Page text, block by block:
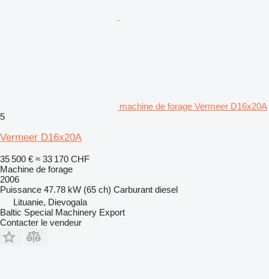
machine de forage Vermeer D16x20A
5
Vermeer D16x20A
35 500 € ≈ 33 170 CHF
Machine de forage
2006
Puissance 47.78 kW (65 ch) Carburant diesel
Lituanie, Dievogala
Baltic Special Machinery Export
Contacter le vendeur